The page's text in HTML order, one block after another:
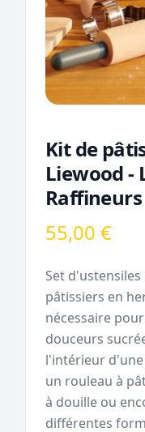
Kit de
Liewood -
Raffineurs
55,00 €
Set
pâtissiers en
nécessaire
douceurs
l'intérieur
un rouleau à
à douille ou
différentes